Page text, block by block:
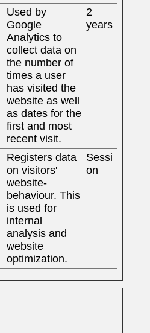
Used by
Google
Analytics to
collect data on
the number of
times a user
has visited the
website as well
as dates for the
first and most
recent visit.
2
years
Registers data
on visitors'
website-
behaviour. This
is used for
internal
analysis and
website
optimization.
Sessi
on